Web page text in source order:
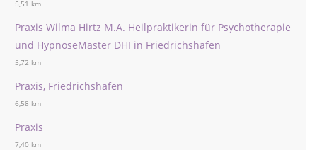
5,51 km
Praxis Wilma Hirtz M.A. Heilpraktikerin für Psychotherapie
und HypnoseMaster DHI in Friedrichshafen
5,72 km
Praxis, Friedrichshafen
6,58 km
Praxis
7,40 km